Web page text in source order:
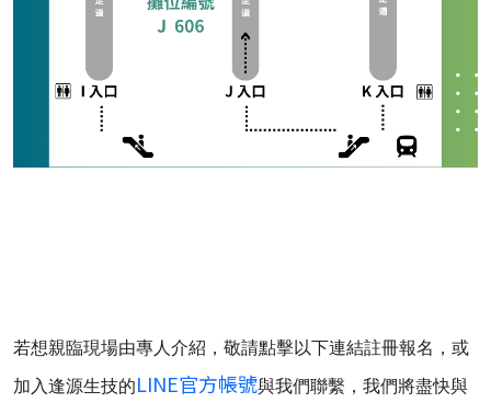
若想親臨現場由專人介紹，敬請點擊以下連結註冊報名，或
加入逢源生技的LINE官方帳號與我們聯繫，我們將盡快與